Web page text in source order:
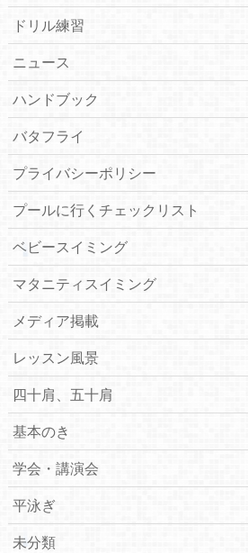
ドリル練習
ニュース
ハンドブック
バタフライ
プライバシーポリシー
プールに行くチェックリスト
ベビースイミング
マタニティスイミング
メディア掲載
レッスン風景
四十肩、五十肩
基本のき
学会・講演会
平泳ぎ
未分類